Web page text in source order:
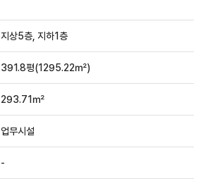
지상5층, 지하1층
391.8평(1295.22㎡)
293.71㎡
업무시설
-